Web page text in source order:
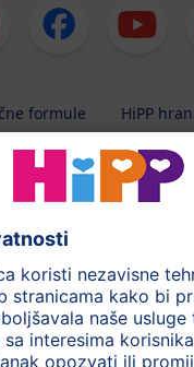
formule
HiPP
HiPP njega
Terapeutska dijeta
podataka i upute za
Impressum
O HiPP-u